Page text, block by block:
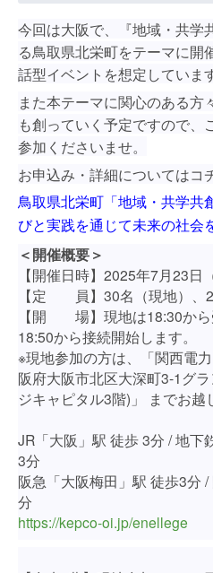
今回は大阪で、『地域・共学
る鳥取県北栄町をテーマに開
話型イベントを想定しています
また本テーマに関心のある方
も創っていく予定ですので、
参加くださいませ。
お申込み・詳細についてはコ
鳥取県北栄町「地域・共学共
びと実践を通じて未来の社会
＜開催概要＞
【開催日時】2025年7月23日
【定 員】30名（現地）、
【開 場】現地は18:30から
18:50から接続開始します。
※現地参加の方は、「関西電
阪府大阪市北区大深町3-1グ
ジキャピタル3階)」 までお越
JR「大阪」駅 徒歩 3分 / 地下
3分
阪急「大阪梅田」駅 徒歩3分
分
https://kepco-oi.jp/enellege